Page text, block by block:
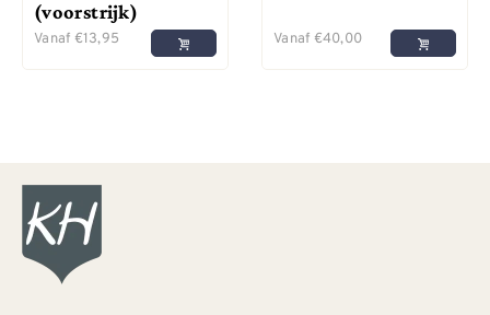
(voorstrijk)
Vanaf €13,95 Vanaf €40,00